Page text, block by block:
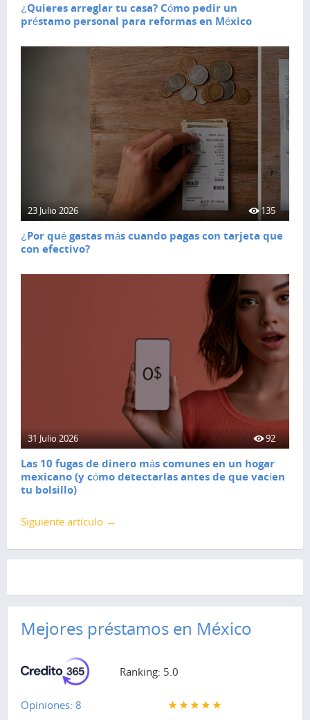
¿Quieres arreglar tu casa? Cómo pedir un
préstamo personal para reformas en México
23 Julio 2026 135
¿Por qué gastas más cuando pagas con tarjeta que
con efectivo?
31 Julio 2026 92
Las 10 fugas de dinero más comunes en un hogar
mexicano (y cómo detectarlas antes de que vacíen
tu bolsillo)
Siguiente artículo →
Mejores préstamos en México
Ranking: 5.0
Opiniones: 8